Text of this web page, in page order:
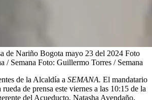
de Nariño Bogota mayo 23 del 2024 Foto
/ Semana Foto: Guillermo Torres / Semana
de la Alcaldía a SEMANA. El mandatario
de prensa este viernes a las 10:15 de la
del Acueducto, Natasha Avendaño,